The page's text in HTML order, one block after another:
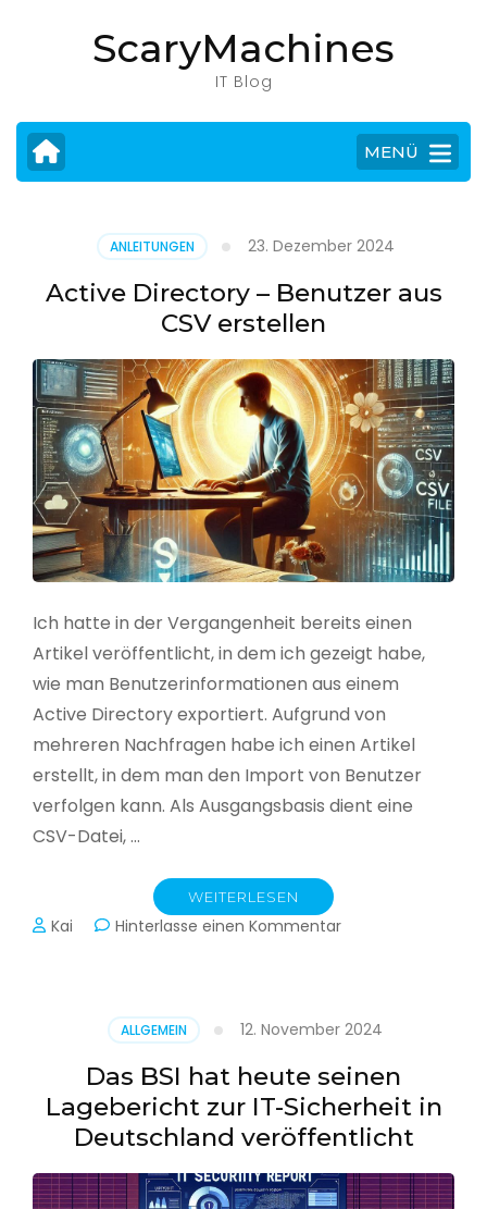
drücken)
ScaryMachines
IT Blog
MENÜ
ANLEITUNGEN 23. Dezember 2024
Active Directory – Benutzer aus
CSV erstellen
Ich hatte in der Vergangenheit bereits einen
Artikel veröffentlicht, in dem ich gezeigt habe,
wie man Benutzerinformationen aus einem
Active Directory exportiert. Aufgrund von
mehreren Nachfragen habe ich einen Artikel
erstellt, in dem man den Import von Benutzer
verfolgen kann. Als Ausgangsbasis dient eine
CSV-Datei, …
WEITERLESEN
Kai Hinterlasse einen Kommentarzu
aus
CSV
erstellen
ALLGEMEIN 12. November 2024
Das BSI hat heute seinen
Lagebericht zur IT-Sicherheit in
Deutschland veröffentlicht